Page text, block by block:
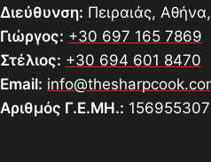
Διεύθυνση: Πειραιάς,
Γιώργος: +30 697 165 7869
Στέλιος: +30 694 601 8470
Email:
Αριθμός Γ.Ε.ΜΗ.: